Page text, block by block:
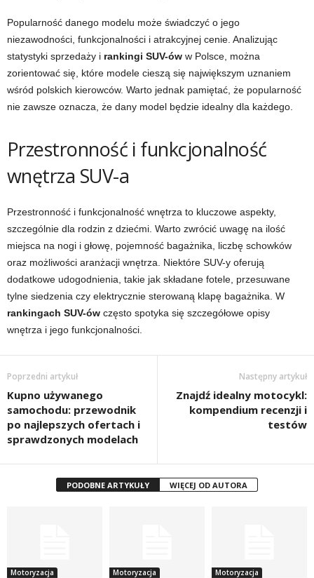
Popularność danego modelu może świadczyć o jego
niezawodności, funkcjonalności i atrakcyjnej cenie. Analizując
statystyki sprzedaży i rankingi SUV-ów w Polsce, można
zorientować się, które modele cieszą się największym uznaniem
wśród polskich kierowców. Warto jednak pamiętać, że popularność
nie zawsze oznacza, że dany model będzie idealny dla każdego.
Przestronność i funkcjonalność
wnętrza SUV-a
Przestronność i funkcjonalność wnętrza to kluczowe aspekty,
szczególnie dla rodzin z dziećmi. Warto zwrócić uwagę na ilość
miejsca na nogi i głowę, pojemność bagażnika, liczbę schowków
oraz możliwości aranżacji wnętrza. Niektóre SUV-y oferują
dodatkowe udogodnienia, takie jak składane fotele, przesuwane
tylne siedzenia czy elektrycznie sterowaną klapę bagażnika. W
rankingach SUV-ów często spotyka się szczegółowe opisy
wnętrza i jego funkcjonalności.
Poprzedni artykuł
Kupno używanego
samochodu: przewodnik
po najlepszych ofertach i
sprawdzonych modelach
Następny artykuł
Znajdź idealny motocykl:
kompendium recenzji i
testów
PODOBNE ARTYKUŁY WIĘCEJ OD AUTORA
Motoryzacja Motoryzacja Motoryzacja